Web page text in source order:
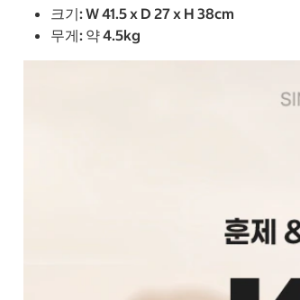
크기: W 41.5 x D 27 x H 38cm
무게: 약 4.5kg